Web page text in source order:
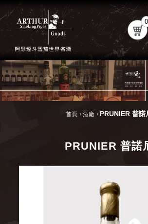
0
首頁 酒廠 PRUNIER 普諾
PRUNIER 普諾